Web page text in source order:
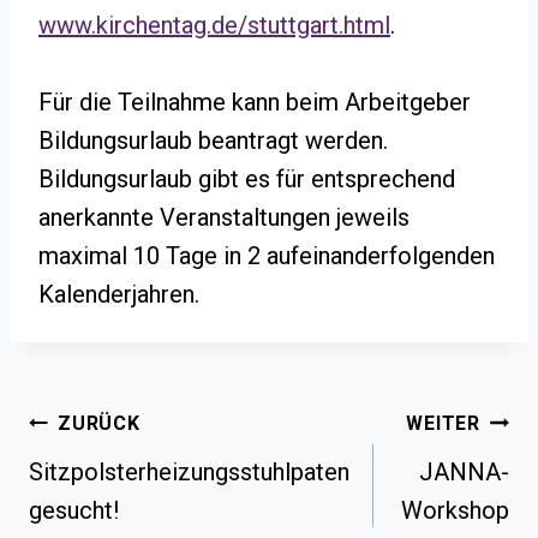
www.kirchentag.de/stuttgart.html.
Für die Teilnahme kann beim Arbeitgeber
Bildungsurlaub beantragt werden.
Bildungsurlaub gibt es für entsprechend
anerkannte Veranstaltungen jeweils
maximal 10 Tage in 2 aufeinanderfolgenden
Kalenderjahren.
Beitragsnavigation
ZURÜCK
Sitzpolsterheizungsstuhlpaten
gesucht!
WEITER
JANNA-
Workshop